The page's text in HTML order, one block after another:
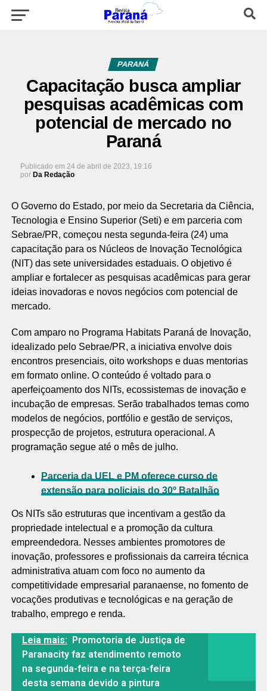
PARANÁ
Capacitação busca ampliar
pesquisas acadêmicas com
potencial de mercado no
Paraná
Publicado em 24 de abril de 2023, 19:16
por Da Redação
O Governo do Estado, por meio da Secretaria da Ciência,
Tecnologia e Ensino Superior (Seti) e em parceria com
Sebrae/PR, começou nesta segunda-feira (24) uma
capacitação para os Núcleos de Inovação Tecnológica
(NIT) das sete universidades estaduais. O objetivo é
ampliar e fortalecer as pesquisas acadêmicas para gerar
ideias inovadoras e novos negócios com potencial de
mercado.
Com amparo no Programa Habitats Paraná de Inovação,
idealizado pelo Sebrae/PR, a iniciativa envolve dois
encontros presenciais, oito workshops e duas mentorias
em formato online. O conteúdo é voltado para o
aperfeiçoamento dos NITs, ecossistemas de inovação e
incubação de empresas. Serão trabalhados temas como
modelos de negócios, portfólio e gestão de serviços,
prospecção de projetos, estrutura operacional. A
programação segue até o mês de julho.
Parceria da UEL e PM oferece curso de
extensão para policiais do 30º Batalhão
Os NITs são estruturas que incentivam a gestão da
propriedade intelectual e a promoção da cultura
empreendedora. Nesses ambientes promotores de
inovação, professores e profissionais da carreira técnica
administrativa atuam com foco no aumento da
competitividade empresarial paranaense, no fomento de
vocações produtivas e tecnológicas e na geração de
trabalho, emprego e renda.
Leia mais: Promotoria de Justiça de
Paranacity faz atendimento remoto
na segunda-feira e na terça-feira
desta semana devido a pintura